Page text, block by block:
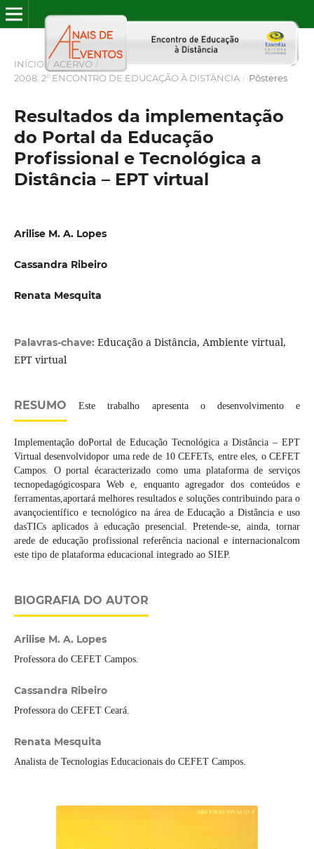
INÍCIO / ACERVO /
2008: 2° ENCONTRO DE EDUCAÇÃO À DISTÂNCIA / Pôsteres
Resultados da implementação
do Portal da Educação
Profissional e Tecnológica a
Distância – EPT virtual
Arilise M. A. Lopes
Cassandra Ribeiro
Renata Mesquita
Palavras-chave: Educação a Distância, Ambiente virtual,
EPT virtual
RESUMO Este trabalho apresenta o desenvolvimento e
Implementação doPortal de Educação Tecnológica a Distância – EPT
Virtual desenvolvidopor uma rede de 10 CEFETs, entre eles, o CEFET
Campos. O portal écaracterizado como uma plataforma de serviços
tecnopedagógicospara Web e, enquanto agregador dos conteúdos e
ferramentas,aportará melhores resultados e soluções contribuindo para o
avançocientífico e tecnológico na área de Educação a Distância e uso
dasTICs aplicados à educação presencial. Pretende-se, ainda, tornar
arede de educação profissional referência nacional e internacionalcom
este tipo de plataforma educacional integrado ao SIEP.
BIOGRAFIA DO AUTOR
Arilise M. A. Lopes
Professora do CEFET Campos.
Cassandra Ribeiro
Professora do CEFET Ceará.
Renata Mesquita
Analista de Tecnologias Educacionais do CEFET Campos.